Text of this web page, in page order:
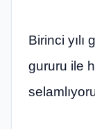
Birinci yılı
gururu ile